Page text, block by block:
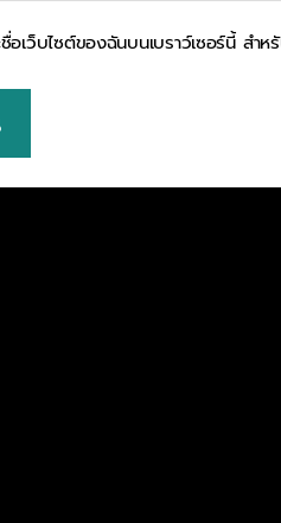
อเว็บไซต์ของฉันบนเบราว์เซอร์นี้ สำ